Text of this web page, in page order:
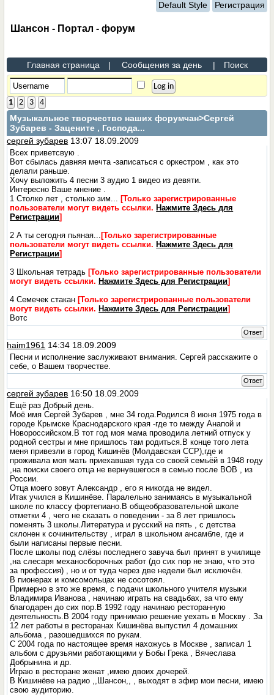
Default Style Регистрация
Шансон - Портал - форум
Главная страница | Сообщения за день | Поиск
1 2 3 4
Музыкальное творчество наших форумчан>Сергей
Зубарев - Зацените , Господа...
сергей зубарев 13:07 18.09.2009
Всех приветсвую .
Вот сбылась давняя мечта -записаться с оркестром , как это
делали раньше.
Хочу выложить 4 песни 3 аудио 1 видео из девяти.
Интересно Ваше мнение .
1 Столко лет , столько зим... [Только зарегистрированные
пользователи могут видеть ссылки. Нажмите Здесь для
Регистрации]
2 А ты сегодня пьяная... [Только зарегистрированные
пользователи могут видеть ссылки. Нажмите Здесь для
Регистрации]
3 Школьная тетрадь [Только зарегистрированные пользователи
могут видеть ссылки. Нажмите Здесь для Регистрации]
4 Семечек стакан [Только зарегистрированные пользователи
могут видеть ссылки. Нажмите Здесь для Регистрации]
Вотс
Ответ
haim1961 14:34 18.09.2009
Песни и исполнение заслуживают внимания. Сергей расскажите о
себе, о Вашем творчестве.
Ответ
сергей зубарев 16:50 18.09.2009
Ещё раз Добрый день.
Моё имя Сергей Зубарев , мне 34 года.Родился 8 июня 1975 года в
городе Крымске Краснодарского края -где то между Анапой и
Новороссийском.В тот год моя мама проводила летний отпуск у
родной сестры и мне пришлось там родиться.В конце того лета
меня привезли в город Кишинёв (Молдавская ССР),где и
проживала моя мать приехавшая туда со своей семьёй в 1948 году
,на поиски своего отца не вернувшегося в семью после ВОВ , из
России.
Отца моего зовут Александр , его я никогда не видел.
Итак учился в Кишинёве. Паралельно занимаясь в музыкальной
школе по классу фортепиано.В общеобразовательной школе
отметки 4 , чего не сказать о поведении - за 8 лет пришлось
поменять 3 школы.Литература и русский на пять , с детства
склонен к сочинительству , играл в школьном ансамбле, где и
были написаны первые песни.
После школы под слёзы последнего завуча был принят в училище
,на слесаря механосборочных работ (до сих пор не знаю, что это
за профессия) , но и от туда через две недели был исключён.
В пионерах и комсомольцах не сосотоял.
Примерно в это же время, с подачи школьного учителя музыки
Владимира Иванова , начинаю играть на свадьбах, за что ему
благодарен до сих пор.В 1992 году начинаю ресторанную
деятельность.В 2004 году принимаю решение уехать в Москву . За
12 лет работы в ресторанах Кишинёва выпустил 4 домашних
альбома , разошедшихся по рукам.
С 2004 года по настоящее время нахожусь в Москве , записал 1
альбом с друзьями работающими у Бобы Грека , Вячеслава
Добрынина и др.
Играю в ресторане женат ,имею двоих дочерей.
В Кишинёве на радио ,,Шансон,, , выходят в эфир мои песни, имею
свою аудиторию.